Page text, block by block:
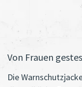
Von Frauen
Die